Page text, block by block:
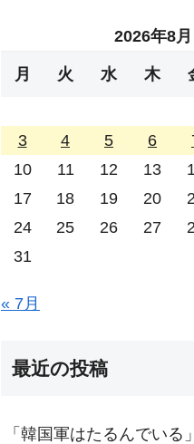
2026年8月
月 火 水 木
3
4 5 6
10
11 12 13
17
18 19 20
24
25 26 27
31
« 7月
最近の投稿
「韓国軍はたるんでい